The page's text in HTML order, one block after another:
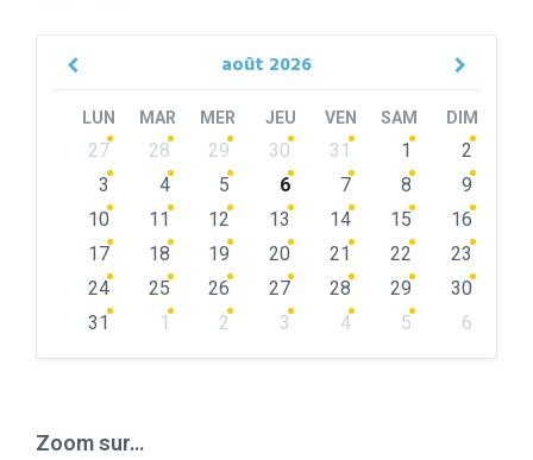
août 2026
Previous
LUN MAR MER JEU VEN SAM DIM
Skip
calendar
27 28 29 30 31 1
2
3
4 5 6 7 8
9
10
11 12 13 14 15
16
17
18 19 20 21 22
23
24
25 26 27 28 29
30
31
1 2 3 4 5
6
Zoom sur…